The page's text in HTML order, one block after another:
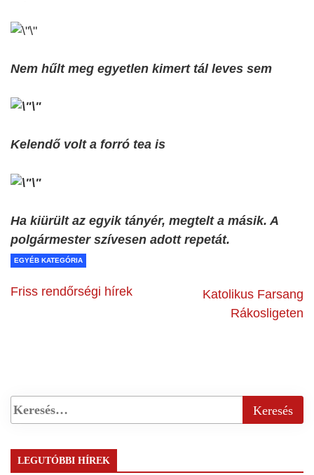
Nem hűlt meg egyetlen kimert tál leves sem
Kelendő volt a forró tea is
Ha kiürült az egyik tányér, megtelt a másik. A
polgármester szívesen adott repetát.
EGYÉB KATEGÓRIA
Friss rendőrségi hírek
Katolikus Farsang
Rákosligeten
LEGUTÓBBI HÍREK